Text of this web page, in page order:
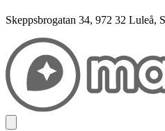
Skeppsbrogatan 34, 972 32 Luleå,